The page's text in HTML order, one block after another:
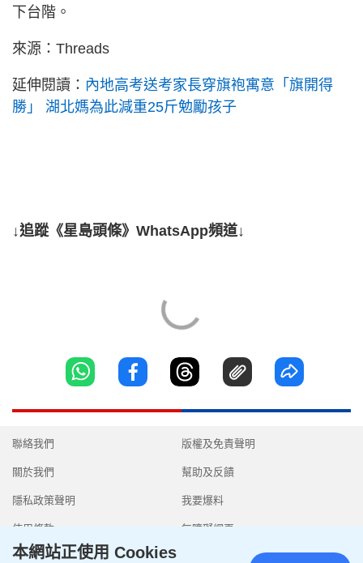
下台階。
來源：Threads
延伸閱讀： 內地高考送考家長穿旗袍寓意「旗開得
勝」 湖北媽為此減重25斤勉勵孩子
↓追蹤《星島頭條》WhatsApp頻道↓
聯絡我們
關於我們
隱私政策聲明
使用條款
版權及免責聲明
幫助及反饋
我要爆料
無障礙網頁
本網站正使用 Cookies